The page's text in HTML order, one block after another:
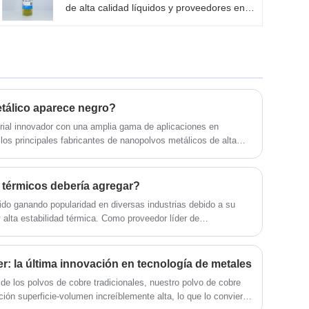
específicas, es necesario seleccionar
de alta calidad líquidos y proveedores en
aparece negro?
innovador con una amplia gama de aplicaciones en
principales fabricantes de nanopolvos metálicos de alta
de por qué el nanopolvo metálico aparece negro.
debería agregar?
ganando popularidad en diversas industrias debido a su
estabilidad térmica. Como proveedor líder de
térmicos para agregar. En este artículo, analizaremos los
cuántos nanomateriales térmicos agregar y los beneficios de
la última innovación en tecnología de metales
los polvos de cobre tradicionales, nuestro polvo de cobre
superficie-volumen increíblemente alta, lo que lo convierte